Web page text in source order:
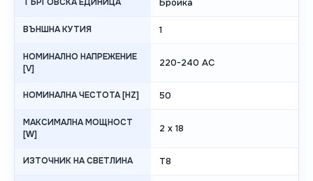
ТЪРГОВСКА ЕДИНИЦА Бройка
ВЪНШНА КУТИЯ 1
НОМИНАЛНО НАПРЕЖЕНИЕ
[V]
220-240 AC
НОМИНАЛНА ЧЕСТОТА [HZ] 50
МАКСИМАЛНА МОЩНОСТ
[W]
2 x 18
ИЗТОЧНИК НА СВЕТЛИНА T8